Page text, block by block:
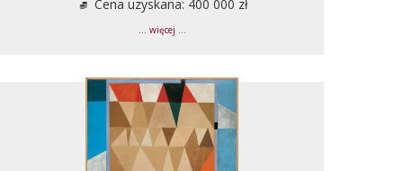
Cena uzyskana: 400 000 zł
... więcej ...